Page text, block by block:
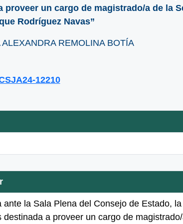
proveer un cargo de magistrado/a de la
Rodríguez Navas”
ALEXANDRA REMOLINA BOTÍA
12210
ante la Sala Plena del Consejo de Estado,
destinada a proveer un cargo de